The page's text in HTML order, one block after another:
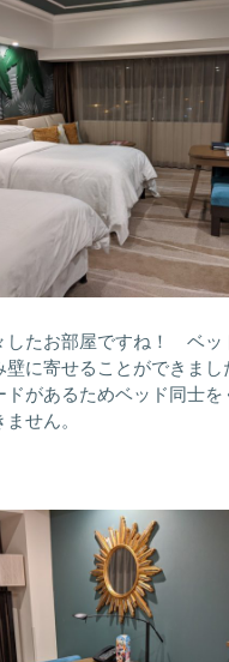
したお部屋ですね！ ベッ
壁に寄せることができまし
ドがあるためベッド同士を
せん。